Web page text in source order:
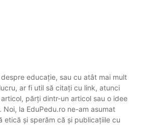
educație, sau cu atât mai mult
ar fi util să citați cu link, atunci
părți dintr-un articol sau o idee
la EduPedu.ro ne-am asumat
etică și sperăm că și publicațiile cu